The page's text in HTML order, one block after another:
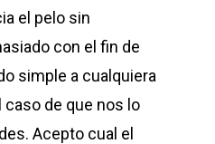
el pelo sin
con el fin de
simple a cualquiera
caso de que nos lo
Acepto cual el